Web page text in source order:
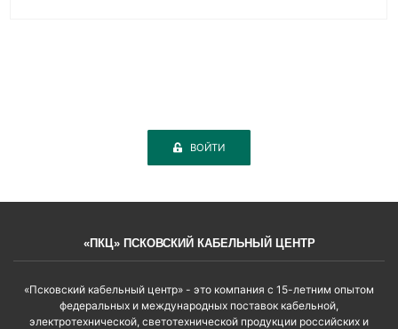
ВОЙТИ
«ПКЦ» ПСКОВСКИЙ КАБЕЛЬНЫЙ ЦЕНТР
«Псковский кабельный центр» - это компания с 15-летним опытом
федеральных и международных поставок кабельной,
электротехнической, светотехнической продукции российских и